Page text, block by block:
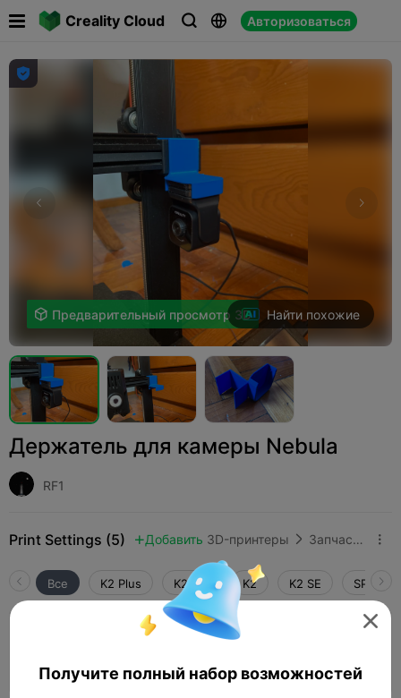
Creality Cloud   Авторизоваться
 

 Предварительный просмотр 3D Найти похожие
Держатель для камеры Nebula
RF1
Print Settings (5)  Добавить 3D-принтеры  Запчасти для 3D-принтеров 
Все K2 Plus K2 Pro K2 K2 SE SPARKX
Слой 0,2 мм, 2 стенки, 15% заполнения
32m 13s
4.5

Получите полный набор возможностей